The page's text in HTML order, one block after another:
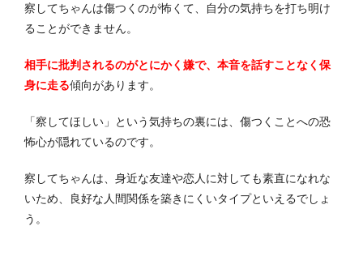
察してちゃんは傷つくのが怖くて、自分の気持ちを打ち明け
ることができません。
相手に批判されるのがとにかく嫌で、本音を話すことなく保
身に走る傾向があります。
「察してほしい」という気持ちの裏には、傷つくことへの恐
怖心が隠れているのです。
察してちゃんは、身近な友達や恋人に対しても素直になれな
いため、良好な人間関係を築きにくいタイプといえるでしょ
う。